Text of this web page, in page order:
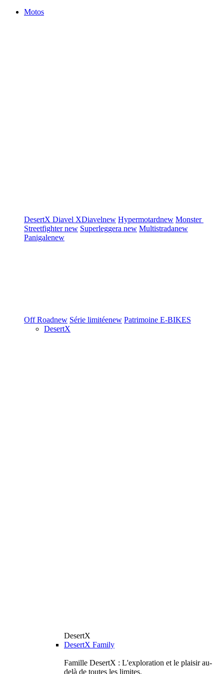
Motos
DesertX Diavel XDiavelnew Hypermotardnew Monster
Streetfighternew Superleggera new Multistradanew
Panigalenew
Off Roadnew Série limitéenew Patrimoine E-BIKES
DesertX
DesertX
DesertX Family
Famille DesertX : L'exploration et le plaisir au-
delà de toutes les limites.